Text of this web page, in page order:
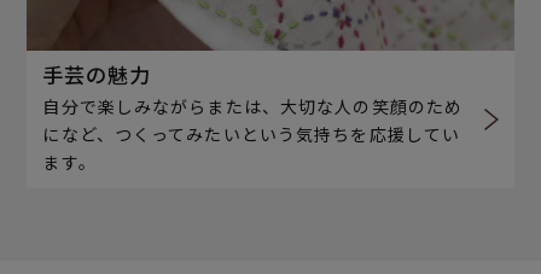
手芸の魅力
自分で楽しみながらまたは、大切な人の笑顔のため
になど、つくってみたいという気持ちを応援してい
ます。